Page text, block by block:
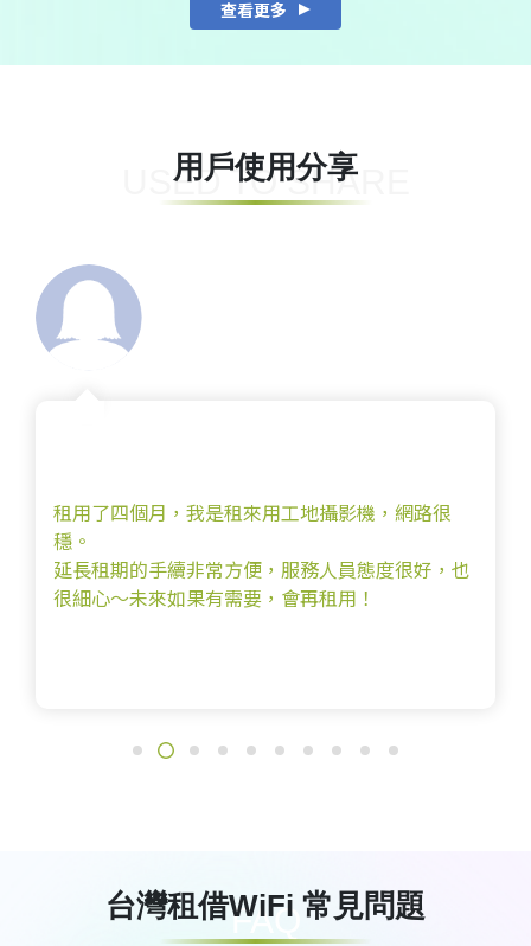
查看更多
USED TO SHARE
用戶使用分享
攝影機，網路很
人員態度很好，也
租用！
機器操作簡單方便使用，網路也
展覽使用路由器，非常順利！我
務~相見恨晚啦!
FAQ
台灣租借WiFi 常見問題